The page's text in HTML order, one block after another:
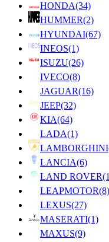
HONDA(34)
HUMMER(2)
HYUNDAI(67)
INEOS(1)
ISUZU(26)
IVECO(8)
JAGUAR(16)
JEEP(32)
KIA(64)
LADA(1)
LAMBORGHINI
LANCIA(6)
LAND ROVER
LEAPMOTOR(8)
LEXUS(27)
MASERATI(1)
MAXUS(9)